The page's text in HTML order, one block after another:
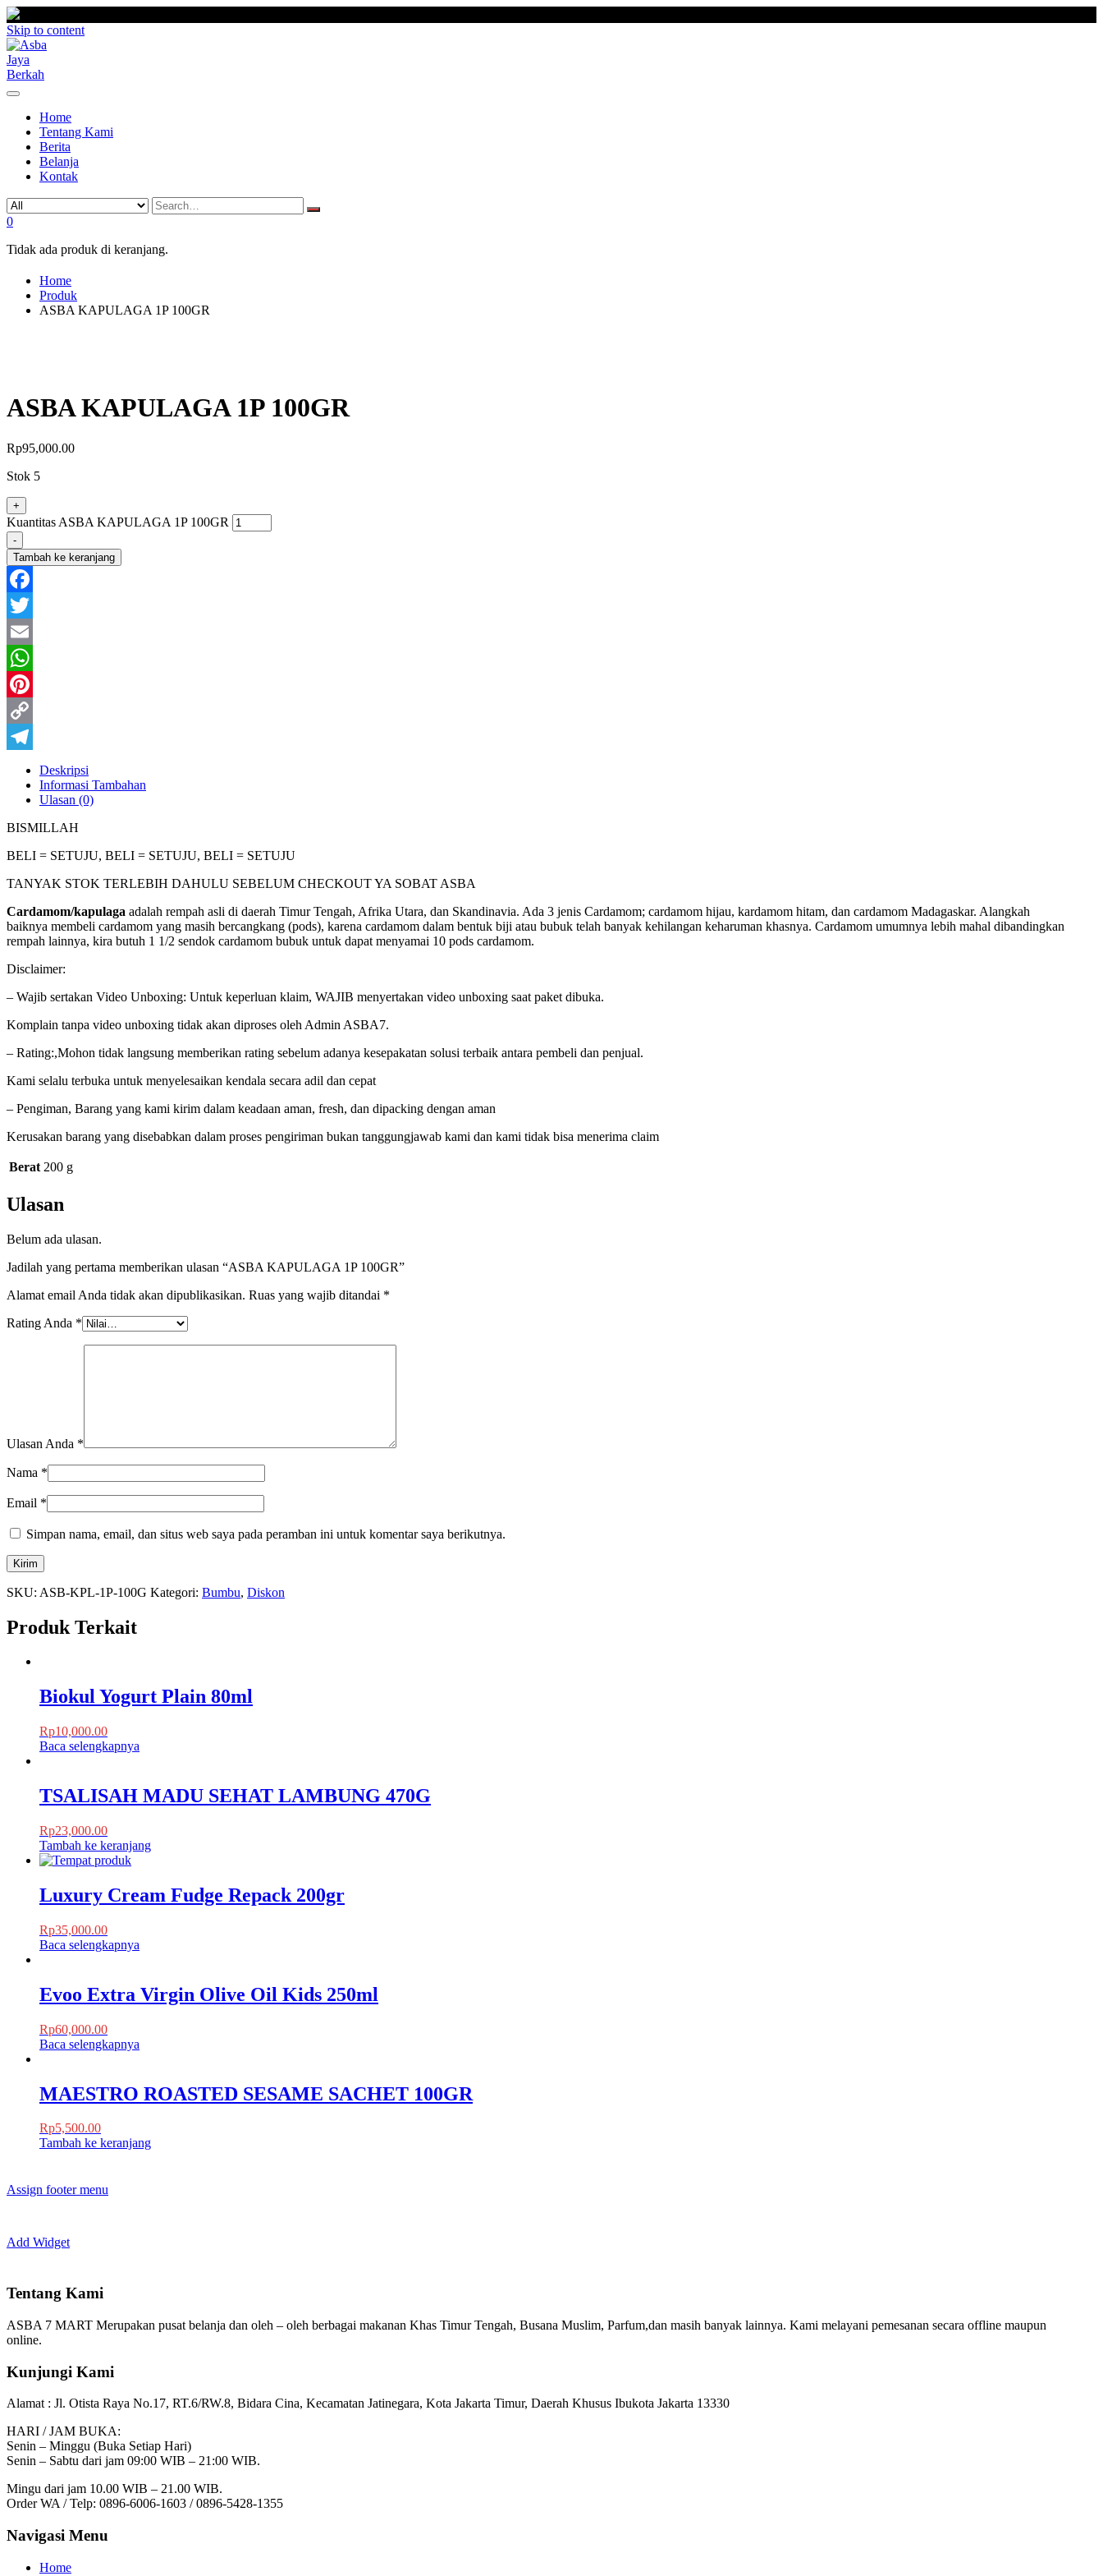
Skip to content
Home
Tentang Kami
Berita
Belanja
Kontak
0
Tidak ada produk di keranjang.
Home
Produk
ASBA KAPULAGA 1P 100GR
ASBA KAPULAGA 1P 100GR
Rp95,000.00
Stok 5
+
Kuantitas ASBA KAPULAGA 1P 100GR
-
Tambah ke keranjang
Facebook
Twitter
Email
WhatsApp
Pinterest
Copy
Telegram
Deskripsi
Informasi Tambahan
Ulasan (0)
BISMILLAH
BELI = SETUJU, BELI = SETUJU, BELI = SETUJU
TANYAK STOK TERLEBIH DAHULU SEBELUM CHECKOUT YA SOBAT ASBA
Cardamom/kapulaga adalah rempah asli di daerah Timur Tengah, Afrika Utara, dan Skandinavia. Ada 3 jenis Cardamom; cardamom hijau, kardamom hitam, dan cardamom Madagaskar. Alangkah
baiknya membeli cardamom yang masih bercangkang (pods), karena cardamom dalam bentuk biji atau bubuk telah banyak kehilangan keharuman khasnya. Cardamom umumnya lebih mahal dibandingkan
rempah lainnya, kira butuh 1 1/2 sendok cardamom bubuk untuk dapat menyamai 10 pods cardamom.
Disclaimer:
– Wajib sertakan Video Unboxing: Untuk keperluan klaim, WAJIB menyertakan video unboxing saat paket dibuka.
Komplain tanpa video unboxing tidak akan diproses oleh Admin ASBA7.
– Rating:,Mohon tidak langsung memberikan rating sebelum adanya kesepakatan solusi terbaik antara pembeli dan penjual.
Kami selalu terbuka untuk menyelesaikan kendala secara adil dan cepat
– Pengiman, Barang yang kami kirim dalam keadaan aman, fresh, dan dipacking dengan aman
Kerusakan barang yang disebabkan dalam proses pengiriman bukan tanggungjawab kami dan kami tidak bisa menerima claim
Berat 200 g
Ulasan
Belum ada ulasan.
Jadilah yang pertama memberikan ulasan “ASBA KAPULAGA 1P 100GR”
Alamat email Anda tidak akan dipublikasikan. Ruas yang wajib ditandai *
Rating Anda *
Ulasan Anda *
Nama *
Email *
Simpan nama, email, dan situs web saya pada peramban ini untuk komentar saya berikutnya.
SKU: ASB-KPL-1P-100G Kategori: Bumbu, Diskon
Produk Terkait
Biokul Yogurt Plain 80ml
Rp10,000.00
Baca selengkapnya
TSALISAH MADU SEHAT LAMBUNG 470G
Rp23,000.00
Tambah ke keranjang
Luxury Cream Fudge Repack 200gr
Rp35,000.00
Baca selengkapnya
Evoo Extra Virgin Olive Oil Kids 250ml
Rp60,000.00
Baca selengkapnya
MAESTRO ROASTED SESAME SACHET 100GR
Rp5,500.00
Tambah ke keranjang
Assign footer menu
Add Widget
Tentang Kami
ASBA 7 MART Merupakan pusat belanja dan oleh – oleh berbagai makanan Khas Timur Tengah, Busana Muslim, Parfum,dan masih banyak lainnya. Kami melayani pemesanan secara offline maupun
online.
Kunjungi Kami
Alamat : Jl. Otista Raya No.17, RT.6/RW.8, Bidara Cina, Kecamatan Jatinegara, Kota Jakarta Timur, Daerah Khusus Ibukota Jakarta 13330
HARI / JAM BUKA:
Senin – Minggu (Buka Setiap Hari)
Senin – Sabtu dari jam 09:00 WIB – 21:00 WIB.
Mingu dari jam 10.00 WIB – 21.00 WIB.
Order WA / Telp: 0896-6006-1603 / 0896-5428-1355
Navigasi Menu
Home